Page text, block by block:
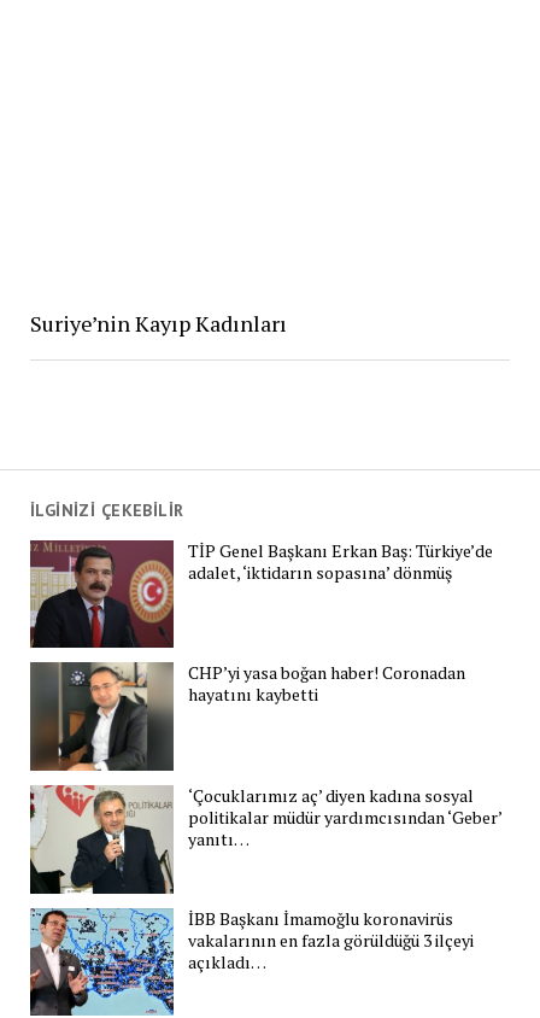
İLGİNİZİ ÇEKEBİLİR
TİP Genel Başkanı Erkan Baş: Türkiye’de
adalet, ‘iktidarın sopasına’ dönmüş
CHP’yi yasa boğan haber! Coronadan
hayatını kaybetti
‘Çocuklarımız aç’ diyen kadına sosyal
politikalar müdür yardımcısından ‘Geber’
yanıtı…
İBB Başkanı İmamoğlu koronavirüs
vakalarının en fazla görüldüğü 3 ilçeyi
açıkladı…
Suriye’nin Kayıp Kadınları